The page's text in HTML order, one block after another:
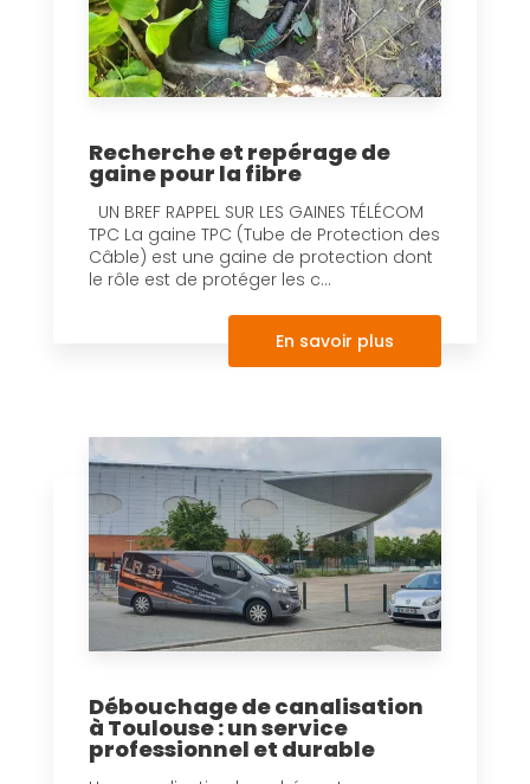
Recherche et repérage de
gaine pour la fibre
UN BREF RAPPEL SUR LES GAINES TÉLÉCOM
TPC La gaine TPC (Tube de Protection des
Câble) est une gaine de protection dont
le rôle est de protéger les c...
En savoir plus
Débouchage de canalisation
à Toulouse : un service
professionnel et durable